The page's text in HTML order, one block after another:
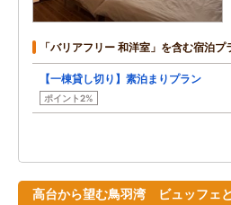
「バリアフリー 和洋室」を含む宿泊プ
【一棟貸し切り】素泊まりプラン
ポイント2%
高台から望む鳥羽湾 ビュッフェ